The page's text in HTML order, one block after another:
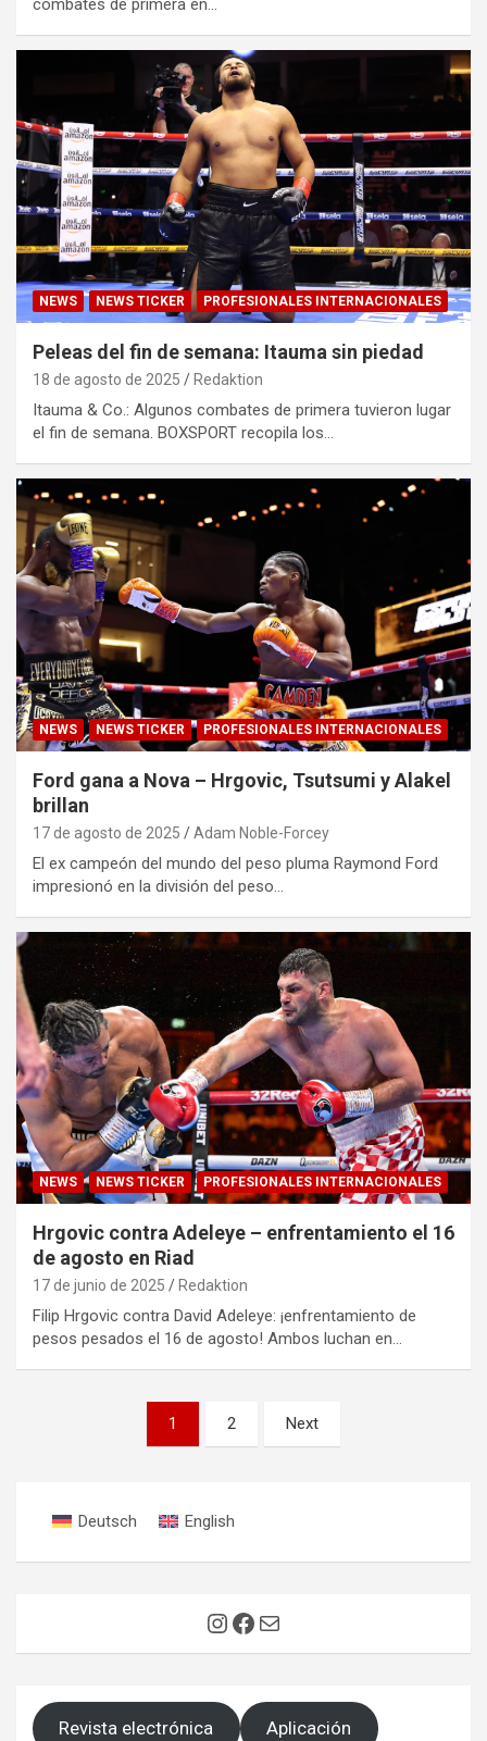
combates de primera en…
NEWS NEWS TICKER PROFESIONALES INTERNACIONALES
Peleas del fin de semana: Itauma sin piedad
18 de agosto de 2025 Redaktion
Itauma & Co.: Algunos combates de primera tuvieron lugar
el fin de semana. BOXSPORT recopila los…
NEWS NEWS TICKER PROFESIONALES INTERNACIONALES
Ford gana a Nova – Hrgovic, Tsutsumi y Alakel
brillan
17 de agosto de 2025 Adam Noble-Forcey
El ex campeón del mundo del peso pluma Raymond Ford
impresionó en la división del peso…
NEWS NEWS TICKER PROFESIONALES INTERNACIONALES
Hrgovic contra Adeleye – enfrentamiento el 16
de agosto en Riad
17 de junio de 2025 Redaktion
Filip Hrgovic contra David Adeleye: ¡enfrentamiento de
pesos pesados el 16 de agosto! Ambos luchan en…
1 2 Next
Deutsch English
Instagram
Facebook
Correo electrónico
Revista electrónica Aplicación